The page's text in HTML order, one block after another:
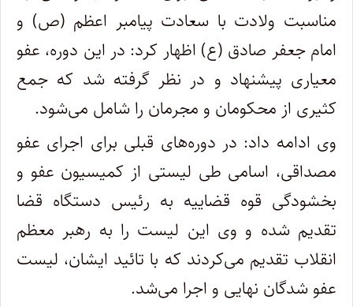
مناسبت ولادت با سعادت پیامبر اعظم (ص) و
امام جعفر صادق (ع) اظهار کرد: در این دوره، عفو
معیاری پیشنهاد و در نظر گرفته شد که جمع
کثیری از محکومان و مجرمان را شامل می‌شود.
وی ادامه داد: در دوره‌های قبلی برای اجرای عفو
مصداقی، اسامی طی لیستی از کمیسیون عفو و
بخشودگی قوه قضاییه به رئیس دستگاه قضا
تقدیم شده و وی این لیست را به رهبر معظم
انقلاب تقدیم می‌کردند که با تائید ایشان، لیست
عفو شدگان نهایی و اجرا می‌شد.